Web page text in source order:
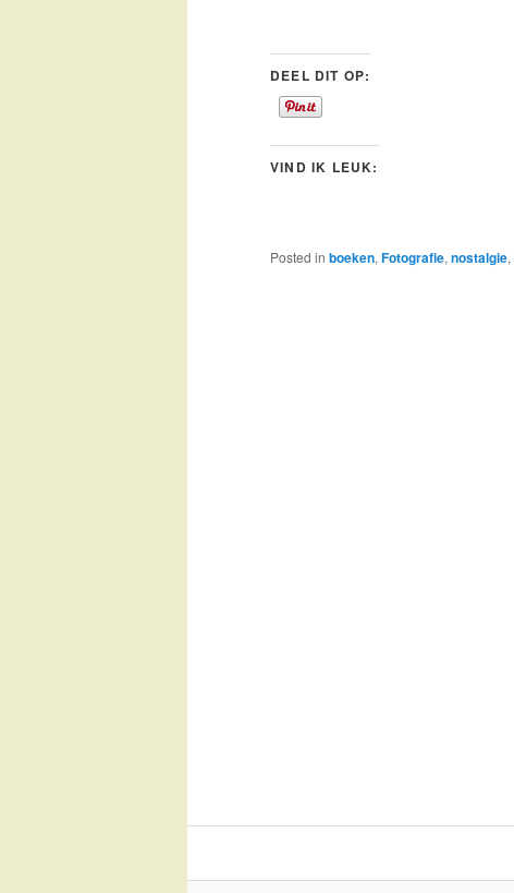
DEEL DIT OP:
VIND IK LEUK:
Posted in boeken, Fotografie, nostalgie,